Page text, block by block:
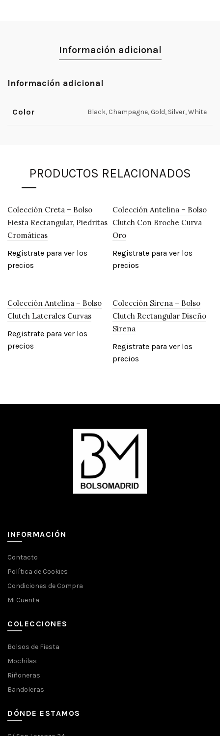
Información adicional
Información adicional
Color Black, Champagne, Gold, Silver, White
PRODUCTOS RELACIONADOS
-21%
Colección Creta – Bolso
Fiesta Rectangular, Piedritas
Cromáticas
Registrate para ver los
precios
Colección Antelina – Bolso
Clutch Con Broche Curva
Oro
Registrate para ver los
precios
Colección Antelina – Bolso
Clutch Laterales Curvas
Registrate para ver los
precios
Colección Sirena – Bolso
Clutch Rectangular Diseño
Sirena
Registrate para ver los
precios
INFORMACIÓN
Contacto
Política de Cookies
Condiciones de Compra
Mi Cuenta
COLECCIONES
Bolsos de Fiesta
Mochilas
Riñoneras
Bandoleras
DÓNDE ESTAMOS